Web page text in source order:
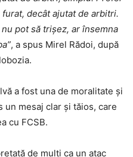
decât ajutat de arbitri.
pot să trișez, ar însemna
, a spus Mirel Rădoi, după
a fost una de moralitate și
un mesaj clar și tăios, care
cu FCSB.
de mulți ca un atac